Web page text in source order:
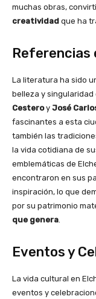
muchas obras,
creatividad que ha
Referencias
La literatura ha sido
belleza y singularidad
Cesteroy José
fascinantes a esta
también las
la vida cotidiana de
emblemáticas de
encontraron en sus
inspiración, lo que
por su patrimonio
que genera.
Eventos y
La vida cultural en
eventos y